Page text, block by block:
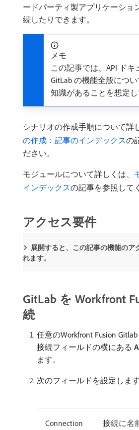
ードパーティ製アプリケーショ
続したりできます。
メモ
この記事では、API ドキ
GitLab の機能全般につ
知識があることを想定し
シナリオの作成手順について詳
の作成：記事のインデックスの
ださい。
モジュールについて詳しくは、
インデックスの記事を参照して
アクセス要件
展開すると、この記事の機能のア
れます。
GitLab を Workfront
続
任意のWorkfront Fusion
接続フィールドの横にある​
ます。
次のフィールドを設定します
Connection
接続に名